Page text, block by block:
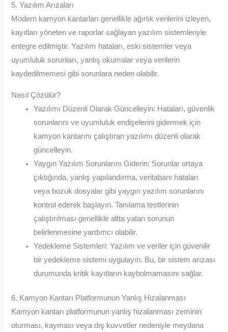
5. Yazılım Arızaları
Modern kamyon kantarları genellikle ağırlık verilerini izleyen,
kayıtları yöneten ve raporlar sağlayan yazılım sistemleriyle
entegre edilmiştir. Yazılım hataları, eski sistemler veya
uyumluluk sorunları, yanlış okumalar veya verilerin
kaydedilmemesi gibi sorunlara neden olabilir.
Nasıl Çözülür?
Yazılımı Düzenli Olarak Güncelleyin: Hataları, güvenlik
sorunlarını ve uyumluluk endişelerini gidermek için
kamyon kantarını çalıştıran yazılımı düzenli olarak
güncelleyin.
Yaygın Yazılım Sorunlarını Giderin: Sorunlar ortaya
çıktığında, yanlış yapılandırma, veritabanı hataları
veya bozuk dosyalar gibi yaygın yazılım sorunlarını
kontrol ederek başlayın. Tanılama testlerinin
çalıştırılması genellikle altta yatan sorunun
belirlenmesine yardımcı olabilir.
Yedekleme Sistemleri: Yazılım ve veriler için güvenilir
bir yedekleme sistemi uygulayın. Bu, bir sistem arızası
durumunda kritik kayıtların kaybolmamasını sağlar.
6. Kamyon Kantarı Platformunun Yanlış Hizalanması
Kamyon kantarı platformunun yanlış hizalanması zeminin
oturması, kayması veya dış kuvvetler nedeniyle meydana